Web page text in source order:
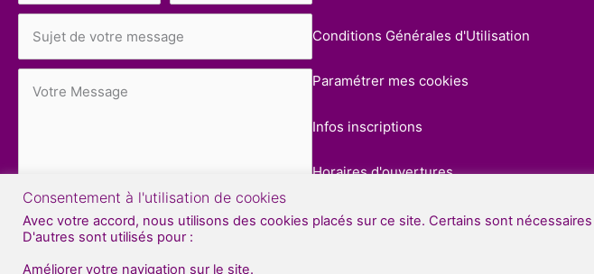
ENVOYER LE MESSAGE
Conditions Générales d'Utilisation
Paramétrer mes cookies
Infos inscriptions
Horaires d'ouvertures
Connexion
Consentement à l'utilisation de cookies
Avec votre accord, nous utilisons des cookies placés sur ce site. Certains sont
D'autres sont utilisés pour :
Améliorer votre navigation sur le site.